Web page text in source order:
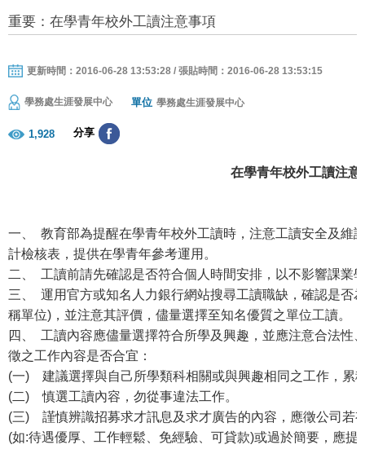
重要：在學青年校外工讀注意事項
更新時間：2016-06-28 13:53:28 / 張貼時間：2016-06-28 13:53:15
學務處生涯發展中心 單位 學務處生涯發展中心
1,928 分享
在學青年校外工讀注意
一、 教育部為提醒在學青年校外工讀時，注意工讀安全及維
計檢核表，提供在學青年參考運用。
二、 工讀前請先確認是否符合個人時間安排，以不影響課業
三、 運用官方或知名人力銀行網站搜尋工讀職缺，確認是否
稱單位)，並注意其評價，儘量選擇至知名優質之單位工讀。
四、 工讀內容應儘量選擇符合所學及興趣，並應注意合法性
徵之工作內容是否合宜：
(一) 建議選擇與自己所學類科相關或與興趣相同之工作，累
(二) 慎選工讀內容，勿從事違法工作。
(三) 謹慎辨識招募求才訊息及求才廣告的內容，應徵公司若
(如:待遇優厚、工作輕鬆、免經驗、可貸款)或過於簡要，應提